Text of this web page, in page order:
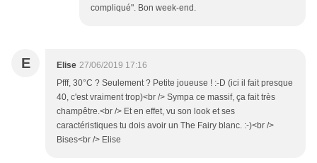
compliqué". Bon week-end.
E Elise 27/06/2019 17:16
Pfff, 30°C ? Seulement ? Petite joueuse ! :-D (ici il fait presque
40, c'est vraiment trop)<br /> Sympa ce massif, ça fait très
champêtre.<br /> Et en effet, vu son look et ses
caractéristiques tu dois avoir un The Fairy blanc. :-)<br />
Bises<br /> Elise